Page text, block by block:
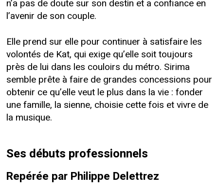
n’a pas de doute sur son destin et a confiance en
l’avenir de son couple.
Elle prend sur elle pour continuer à satisfaire les
volontés de Kat, qui exige qu’elle soit toujours
près de lui dans les couloirs du métro. Sirima
semble prête à faire de grandes concessions pour
obtenir ce qu’elle veut le plus dans la vie : fonder
une famille, la sienne, choisie cette fois et vivre de
la musique.
Ses débuts professionnels
Repérée par Philippe Delettrez